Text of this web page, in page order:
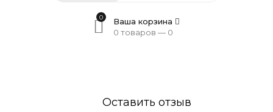
0
Ваша корзина
0 товаров — 0
Оставить отзыв